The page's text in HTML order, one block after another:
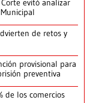
evitó analizar
de retos y
provisional para
preventiva
de los comercios